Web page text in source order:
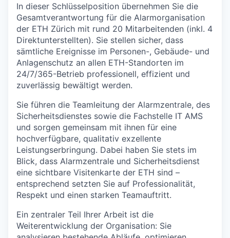
In dieser Schlüsselposition übernehmen Sie die
Gesamtverantwortung für die Alarmorganisation
der ETH Zürich mit rund 20 Mitarbeitenden (inkl. 4
Direktunterstellten). Sie stellen sicher, dass
sämtliche Ereignisse im Personen-, Gebäude- und
Anlagenschutz an allen ETH-Standorten im
24/7/365-Betrieb professionell, effizient und
zuverlässig bewältigt werden.
Sie führen die Teamleitung der Alarmzentrale, des
Sicherheitsdienstes sowie die Fachstelle IT AMS
und sorgen gemeinsam mit ihnen für eine
hochverfügbare, qualitativ exzellente
Leistungserbringung. Dabei haben Sie stets im
Blick, dass Alarmzentrale und Sicherheitsdienst
eine sichtbare Visitenkarte der ETH sind –
entsprechend setzten Sie auf Professionalität,
Respekt und einen starken Teamauftritt.
Ein zentraler Teil Ihrer Arbeit ist die
Weiterentwicklung der Organisation: Sie